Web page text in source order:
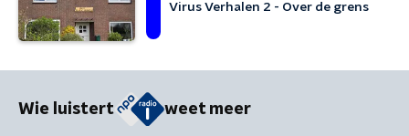
Virus Verhalen 2 - Over de grens
Wie luistert weet meer